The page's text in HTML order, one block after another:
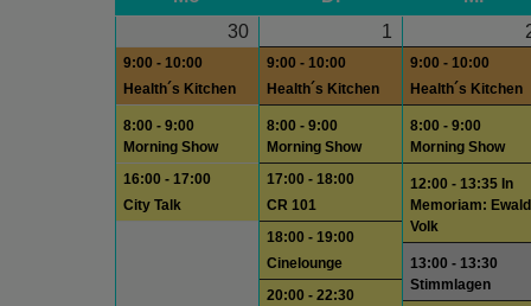
30
9:00 - 10:00
Health´s Kitchen
8:00 - 9:00
Morning Show
16:00 - 17:00
City Talk
1
9:00 - 10:00
Health´s Kitchen
8:00 - 9:00
Morning Show
17:00 - 18:00
CR 101
18:00 - 19:00
Cinelounge
20:00 - 22:30
9:00 - 10:00
Health´s Kitchen
8:00 - 9:00
Morning Show
12:00 - 13:35 In
Memoriam: Ewald
Volk
13:00 - 13:30
Stimmlagen